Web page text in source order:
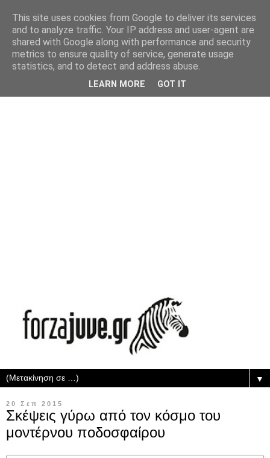
▼
20 Σεπ 2015
Σκέψεις γύρω από τον κόσμο του
μοντέρνου ποδοσφαίρου
This site uses cookies from Google to deliver its services
and to analyze traffic. Your IP address and user-agent are
shared with Google along with performance and security
metrics to ensure quality of service, generate usage
statistics, and to detect and address abuse.
LEARN MORE GOT IT